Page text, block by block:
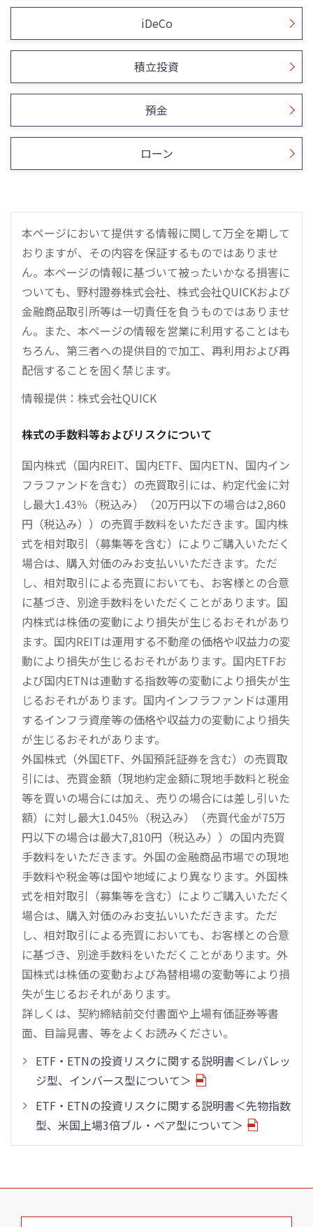
iDeCo
積立投資
預金
ローン
本ページにおいて提供する情報に関して万全を期して
おりますが、その内容を保証するものではありませ
ん。本ページの情報に基づいて被ったいかなる損害に
ついても、野村證券株式会社、株式会社QUICKおよび
金融商品取引所等は一切責任を負うものではありませ
ん。また、本ページの情報を営業に利用することはも
ちろん、第三者への提供目的で加工、再利用および再
配信することを固く禁じます。
情報提供：株式会社QUICK
株式の手数料等およびリスクについて
国内株式（国内REIT、国内ETF、国内ETN、国内イン
フラファンドを含む）の売買取引には、約定代金に対
し最大1.43％（税込み）（20万円以下の場合は2,860
円（税込み））の売買手数料をいただきます。国内株
式を相対取引（募集等を含む）によりご購入いただく
場合は、購入対価のみお支払いいただきます。ただ
し、相対取引による売買においても、お客様との合意
に基づき、別途手数料をいただくことがあります。国
内株式は株価の変動により損失が生じるおそれがあり
ます。国内REITは運用する不動産の価格や収益力の変
動により損失が生じるおそれがあります。国内ETFお
よび国内ETNは連動する指数等の変動により損失が生
じるおそれがあります。国内インフラファンドは運用
するインフラ資産等の価格や収益力の変動により損失
が生じるおそれがあります。
外国株式（外国ETF、外国預託証券を含む）の売買取
引には、売買金額（現地約定金額に現地手数料と税金
等を買いの場合には加え、売りの場合には差し引いた
額）に対し最大1.045％（税込み）（売買代金が75万
円以下の場合は最大7,810円（税込み））の国内売買
手数料をいただきます。外国の金融商品市場での現地
手数料や税金等は国や地域により異なります。外国株
式を相対取引（募集等を含む）によりご購入いただく
場合は、購入対価のみお支払いいただきます。ただ
し、相対取引による売買においても、お客様との合意
に基づき、別途手数料をいただくことがあります。外
国株式は株価の変動および為替相場の変動等により損
失が生じるおそれがあります。
詳しくは、契約締結前交付書面や上場有価証券等書
面、目論見書、等をよくお読みください。
ETF・ETNの投資リスクに関する説明書＜レバレッ
ジ型、インバース型について＞
ETF・ETNの投資リスクに関する説明書＜先物指数
型、米国上場3倍ブル・ベア型について＞
こ